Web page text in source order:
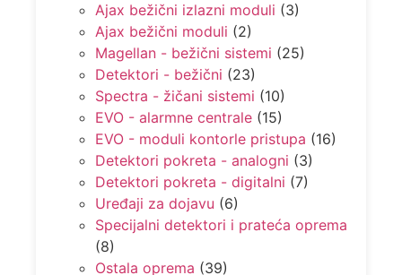
Ajax bežični izlazni moduli (3)
Ajax bežični moduli (2)
Magellan - bežični sistemi (25)
Detektori - bežični (23)
Spectra - žičani sistemi (10)
EVO - alarmne centrale (15)
EVO - moduli kontorle pristupa (16)
Detektori pokreta - analogni (3)
Detektori pokreta - digitalni (7)
Uređaji za dojavu (6)
Specijalni detektori i prateća oprema
(8)
Ostala oprema (39)